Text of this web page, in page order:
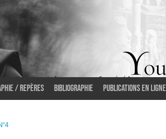
/ Repères Bibliographie Publications en ligne